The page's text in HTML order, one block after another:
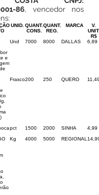
86, vencedor nos
UNID. QUANT.
CONS.
QUANT.
REG.
MARCA
V.
UNIT.
R$
e
Und 7000 8000 DALLAS 6,89
Frasco200 250 QUERO 11,49
pct 1500 2000 SINHA
4,99
Kg 4000 5000 REGIONAL 14,99